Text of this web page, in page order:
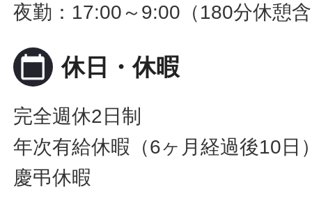
夜勤：17:00～9:00（180分休憩
calendar_today 休日・休暇
完全週休2日制
年次有給休暇（6ヶ月経過後10日
慶弔休暇